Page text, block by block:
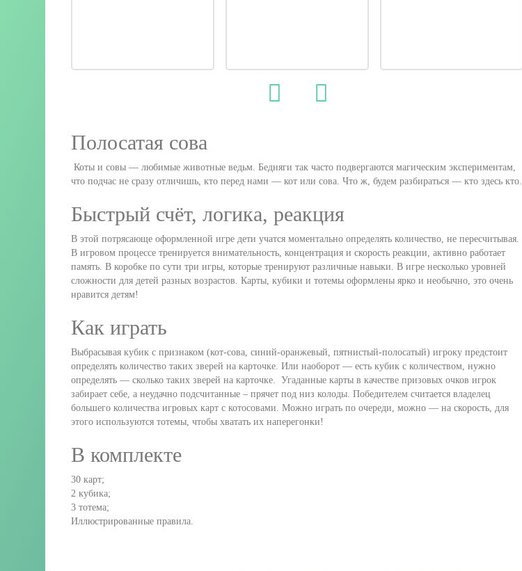
Полосатая сова
Коты и совы — любимые животные ведьм. Бедняги так часто подвергаются магическим экспериментам,
что подчас не сразу отличишь, кто перед нами — кот или сова. Что ж, будем разбираться — кто здесь кто.
Быстрый счёт, логика, реакция
В этой потрясающе оформленной игре дети учатся моментально определять количество, не пересчитывая.
В игровом процессе тренируется внимательность, концентрация и скорость реакции, активно работает
память. В коробке по сути три игры, которые тренируют различные навыки. В игре несколько уровней
сложности для детей разных возрастов. Карты, кубики и тотемы оформлены ярко и необычно, это очень
нравится детям!
Как играть
Выбрасывая кубик с признаком (кот-сова, синий-оранжевый, пятнистый-полосатый) игроку предстоит
определять количество таких зверей на карточке. Или наоборот — есть кубик с количеством, нужно
определять — сколько таких зверей на карточке. Угаданные карты в качестве призовых очков игрок
забирает себе, а неудачно подсчитанные – прячет под низ колоды. Победителем считается владелец
большего количества игровых карт с котосовами. Можно играть по очереди, можно — на скорость, для
этого используются тотемы, чтобы хватать их наперегонки!
В комплекте
30 карт;
2 кубика;
3 тотема;
Иллюстрированные правила.